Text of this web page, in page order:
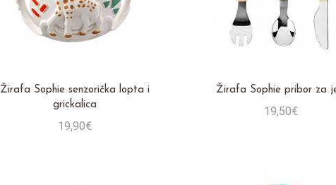
Žirafa Sophie senzorička lopta i
grickalica
19,90€
Žirafa Sophie pribor za
19,50€